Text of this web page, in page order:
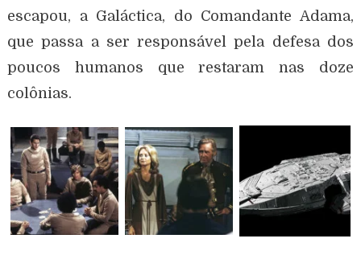
escapou, a Galáctica, do Comandante Adama,
que passa a ser responsável pela defesa dos
poucos humanos que restaram nas doze
colônias.